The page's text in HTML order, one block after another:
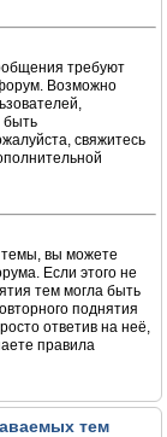
требуют
Возможно
быть
свяжитесь
темы, вы можете
Если этого не
тем могла быть
поднятия
ответив на неё,
правила
тем